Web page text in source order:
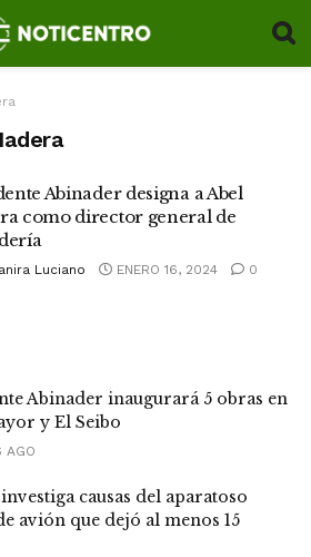
Abinader designa a Abel
como director general de
Luciano ENERO 16, 2024 0
Abinader inaugurará 5 obras en
y El Seibo
AGO
causas del aparatoso
avión que dejó al menos 15